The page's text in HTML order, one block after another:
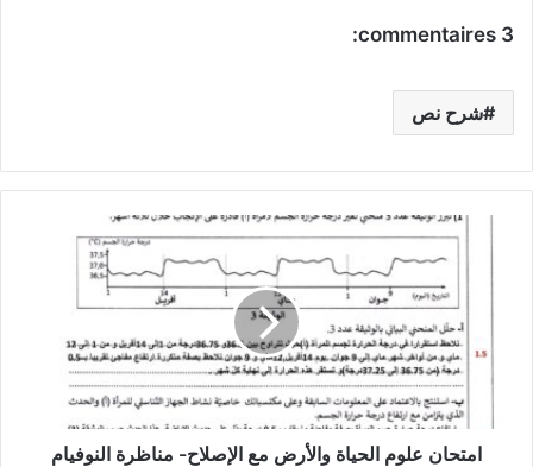
3 commentaires:
شرح نص
الإصلاح-
2024
امتحان علوم الحياة والأرض مع الإصلاح- مناظرة النوفيام